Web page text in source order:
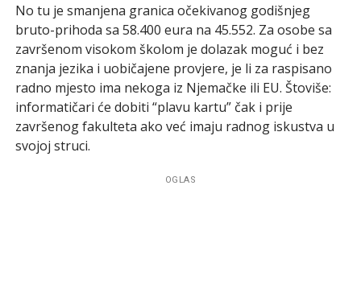
No tu je smanjena granica očekivanog godišnjeg
bruto-prihoda sa 58.400 eura na 45.552. Za osobe sa
završenom visokom školom je dolazak moguć i bez
znanja jezika i uobičajene provjere, je li za raspisano
radno mjesto ima nekoga iz Njemačke ili EU. Štoviše:
informatičari će dobiti “plavu kartu” čak i prije
završenog fakulteta ako već imaju radnog iskustva u
svojoj struci.
OGLAS